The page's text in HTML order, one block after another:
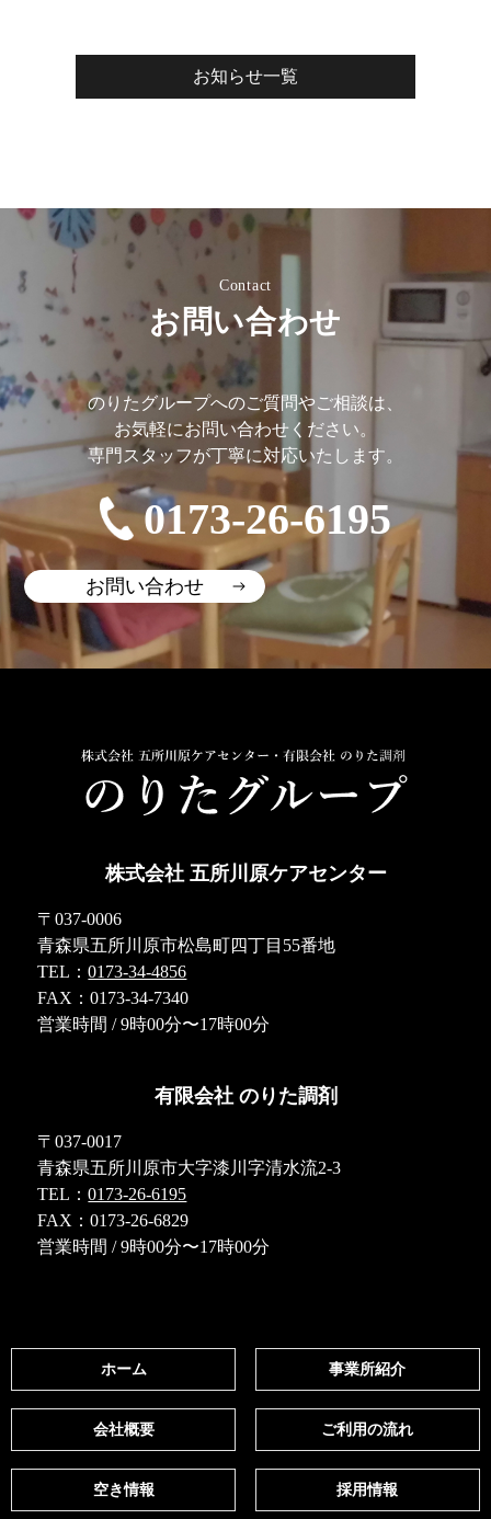
お知らせ一覧
Contact
お問い合わせ
のりたグループへのご質問やご相談は、
お気軽にお問い合わせください。
専門スタッフが丁寧に対応いたします。
0173-26-6195
お問い合わせ
株式会社 五所川原ケアセンター
〒037-0006
青森県五所川原市松島町四丁目55番地
TEL：0173-34-4856
FAX：0173-34-7340
営業時間 / 9時00分〜17時00分
有限会社 のりた調剤
〒037-0017
青森県五所川原市大字漆川字清水流2-3
TEL：0173-26-6195
FAX：0173-26-6829
営業時間 / 9時00分〜17時00分
ホーム 事業所紹介
会社概要 ご利用の流れ
空き情報 採用情報